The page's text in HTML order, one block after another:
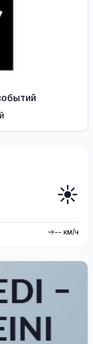
☀️
-- км/ч